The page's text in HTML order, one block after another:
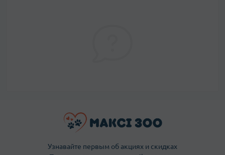
Узнавайте первым об акциях и скидках